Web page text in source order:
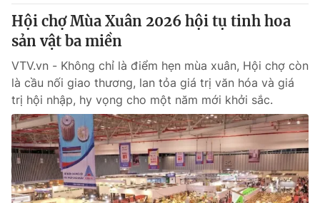
VTV4 Vươn mình bằng AI
VTV9
Liên hệ tòa soạn English
THỜI BÁO VTV
Hội chợ Mùa Xuân 2026 hội tụ tinh hoa
sản vật ba miền
VTV.vn - Không chỉ là điểm hẹn mùa xuân, Hội chợ còn
là cầu nối giao thương, lan tỏa giá trị văn hóa và giá
trị hội nhập, hy vọng cho một năm mới khởi sắc.